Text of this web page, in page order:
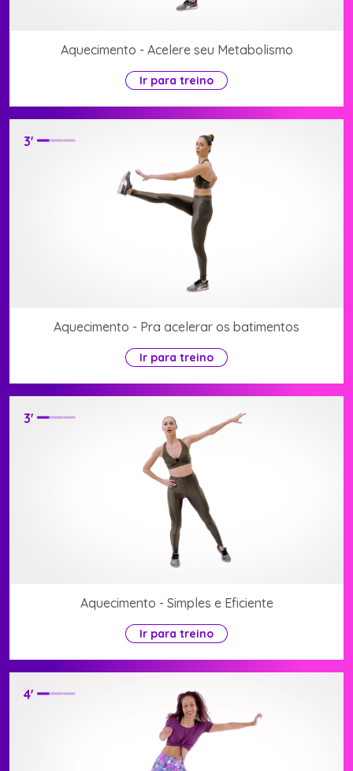
Aquecimento - Acelere seu Metabolismo
Ir para treino
3'
Aquecimento - Pra acelerar os batimentos
Ir para treino
3'
Aquecimento - Simples e Eficiente
Ir para treino
4'